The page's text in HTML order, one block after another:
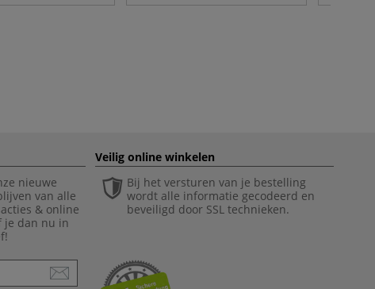
nieuwe
van alle
& online
je dan nu in
Veilig online winkelen
Bij het versturen van je bestelling
wordt alle informatie gecodeerd en
beveiligd door SSL technieken.